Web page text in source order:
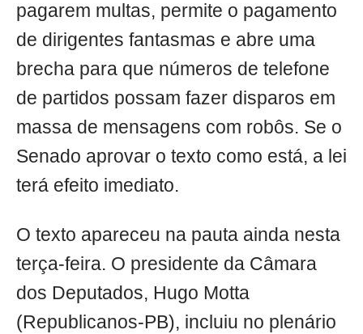
pagarem multas, permite o pagamento
de dirigentes fantasmas e abre uma
brecha para que números de telefone
de partidos possam fazer disparos em
massa de mensagens com robôs. Se o
Senado aprovar o texto como está, a lei
terá efeito imediato.
O texto apareceu na pauta ainda nesta
terça-feira. O presidente da Câmara
dos Deputados, Hugo Motta
(Republicanos-PB), incluiu no plenário